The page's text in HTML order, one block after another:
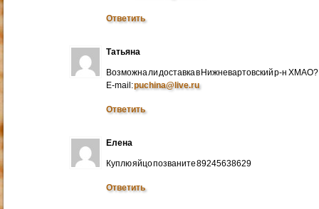
Ответить
Татьяна
Возможна ли доставка в Нижневартовский р-н ХМАО?
E-mail:puchina@live.ru
Ответить
Елена
Куплю яйцо позваните 89245638629
Ответить